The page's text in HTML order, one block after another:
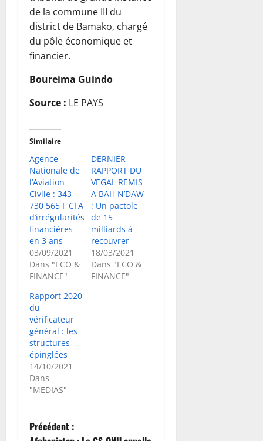
de la commune III du
district de Bamako, chargé
du pôle économique et
financier.
Boureima Guindo
Source : LE PAYS
Similaire
Agence
Nationale de
l’Aviation
Civile : 343
730 565 F CFA
d’irrégularités
financières
en 3 ans
03/09/2021
Dans "ECO &
FINANCE"
DERNIER
RAPPORT DU
VEGAL REMIS
A BAH N’DAW
: Un pactole
de 15
milliards à
recouvrer
18/03/2021
Dans "ECO &
FINANCE"
Rapport 2020
du
vérificateur
général : les
structures
épinglées
14/10/2021
Dans
"MEDIAS"
N
Précédent :